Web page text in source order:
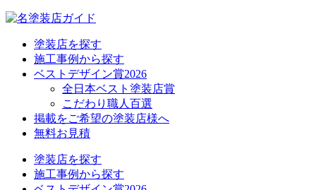
塗装店を探す
施工事例から探す
ベストデザイン賞2026
全日本ベスト塗装店賞
こだわり職人百選
掲載をご希望の塗装店様へ
無料お見積
塗装店を探す
施工事例から探す